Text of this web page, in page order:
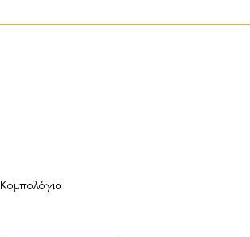
Κομπολόγια